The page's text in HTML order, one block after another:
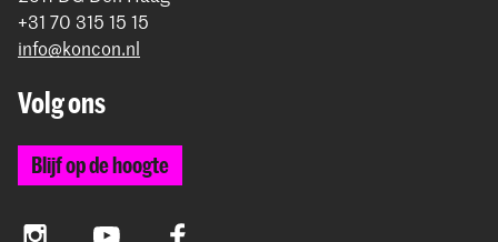
+31 70 315 15 15
info@koncon.nl
Volg ons
Blijf op de hoogte
InstagramYouTube Facebook